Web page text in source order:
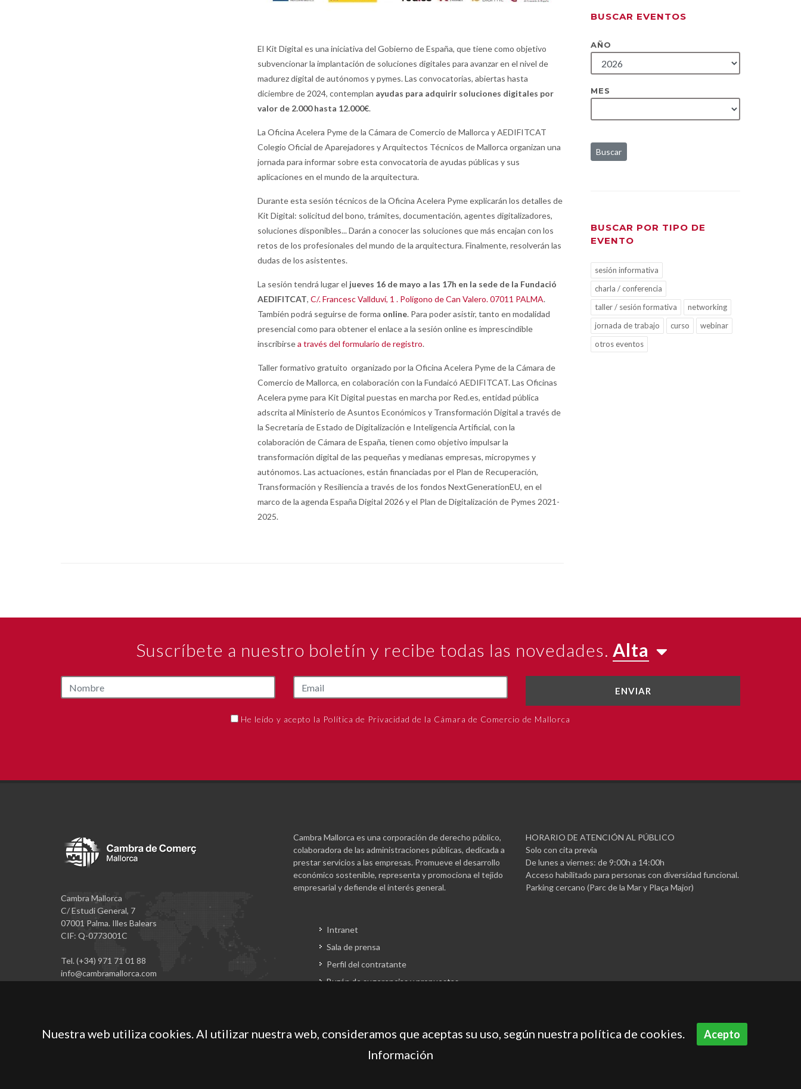
El Kit Digital es una iniciativa del Gobierno de España, que tiene como objetivo
subvencionar la implantación de soluciones digitales para avanzar en el nivel de
madurez digital de autónomos y pymes. Las convocatorias, abiertas hasta
diciembre de 2024, contemplan ayudas para adquirir soluciones digitales por
valor de 2.000 hasta 12.000€.
La Oficina Acelera Pyme de la Cámara de Comercio de Mallorca y AEDIFITCAT
Colegio Oficial de Aparejadores y Arquitectos Técnicos de Mallorca organizan una
jornada para informar sobre esta convocatoria de ayudas públicas y sus
aplicaciones en el mundo de la arquitectura.
Durante esta sesión técnicos de la Oficina Acelera Pyme explicarán los detalles de
Kit Digital: solicitud del bono, trámites, documentación, agentes digitalizadores,
soluciones disponibles... Darán a conocer las soluciones que más encajan con los
retos de los profesionales del mundo de la arquitectura. Finalmente, resolverán las
dudas de los asistentes.
La sesión tendrá lugar el jueves 16 de mayo a las 17h en la sede de la Fundació
AEDIFITCAT, C/. Francesc Vallduví, 1 . Polígono de Can Valero. 07011 PALMA.
También podrá seguirse de forma online. Para poder asistir, tanto en modalidad
presencial como para obtener el enlace a la sesión online es imprescindible
inscribirsea través del formulario de registro.
Taller formativo gratuito organizado por la Oficina Acelera Pyme de la Cámara de
Comercio de Mallorca, en colaboración con la Fundaicó AEDIFITCAT. Las Oficinas
Acelera pyme para Kit Digital puestas en marcha por Red.es, entidad pública
adscrita al Ministerio de Asuntos Económicos y Transformación Digital a través de
la Secretaría de Estado de Digitalización e Inteligencia Artificial, con la
colaboración de Cámara de España, tienen como objetivo impulsar la
transformación digital de las pequeñas y medianas empresas, micropymes y
autónomos. Las actuaciones, están financiadas por el Plan de Recuperación,
Transformación y Resiliencia a través de los fondos NextGenerationEU, en el
marco de la agenda España Digital 2026 y el Plan de Digitalización de Pymes 2021-
2025.
BUSCAR EVENTOS
AÑO
MES
Buscar
BUSCAR POR TIPO DE
EVENTO
sesión informativa
charla / conferencia
taller / sesión formativa
networking
jornada de trabajo
curso
webinar
otros eventos
Suscríbete a nuestro boletín y recibe todas las novedades. Alta
ENVIAR
He leído y acepto la Política de Privacidad de la Cámara de Comercio de Mallorca
Cambra Mallorca
C/ Estudi General, 7
07001 Palma. Illes Balears
CIF: Q-0773001C
Tel. (+34) 971 71 01 88
info@cambramallorca.com
Cambra Mallorca es una corporación de derecho público,
colaboradora de las administraciones públicas, dedicada a
prestar servicios a las empresas. Promueve el desarrollo
económico sostenible, representa y promociona el tejido
empresarial y defiende el interés general.
Intranet
Sala de prensa
Perfil del contratante
Buzón de sugerencias y propuestas
HORARIO DE ATENCIÓN AL PÚBLICO
Solo con cita previa
De lunes a viernes: de 9:00h a 14:00h
Acceso habilitado para personas con diversidad funcional.
Parking cercano (Parc de la Mar y Plaça Major)
Nuestra web utiliza cookies. Al utilizar nuestra web, consideramos que aceptas su uso, según nuestra política de cookies. Acepto
Información